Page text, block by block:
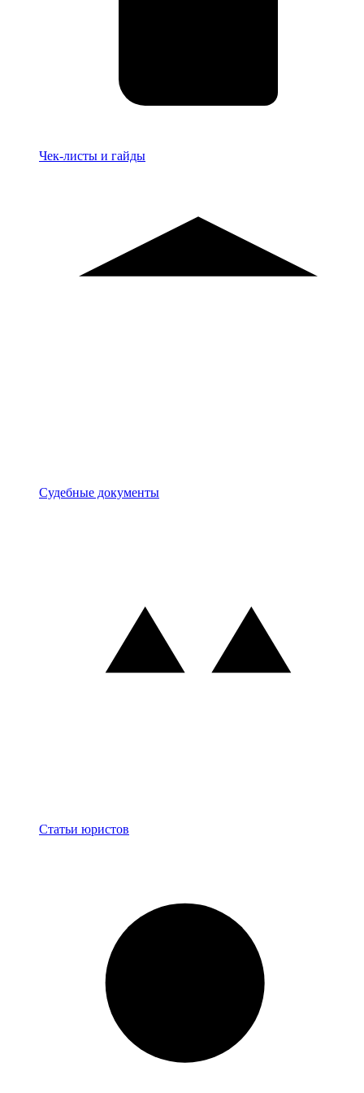
Материалы
Чек-листы и гайды
Документы
Судебные документы
Блог
Статьи юристов